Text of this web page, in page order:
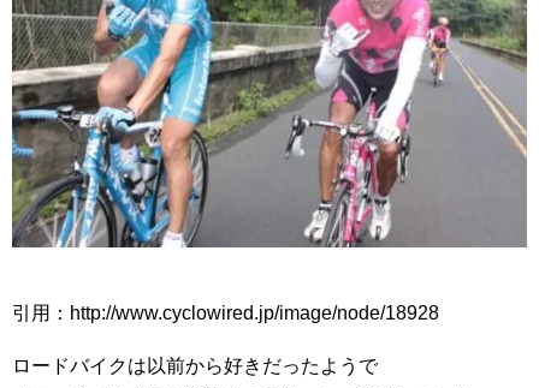
引用：http://www.cyclowired.jp/image/node/18928
ロードバイクは以前から好きだったようで